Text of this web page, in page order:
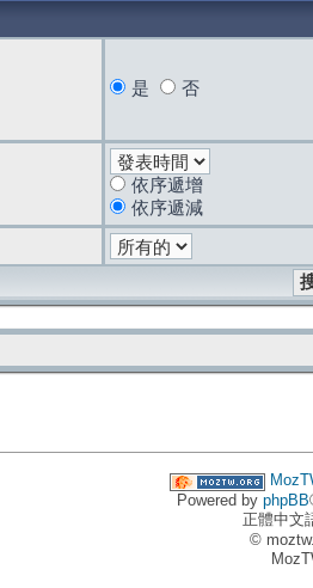
是 否
依序遞增
依序遞減
Powered by phpBB
正體中文
©